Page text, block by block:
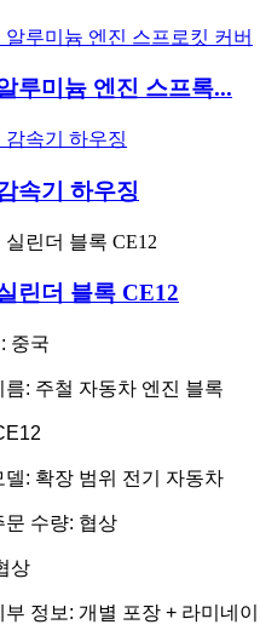
루미늄 엔진 스프록...
속기 하우징
린더 블록 CE12
중국
름: 주철 자동차 엔진 블록
델: 확장 범위 전기 자동차
문 수량: 협상
상
부 정보: 개별 포장 + 라미네